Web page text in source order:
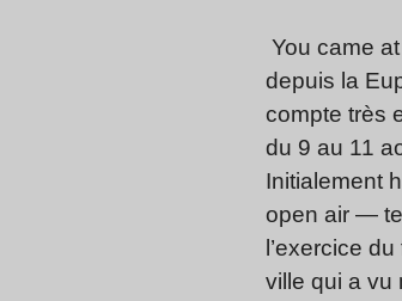
You came
depuis la
compte très
du 9 au 11
Initialement
open air —
l’exercice
ville qui a vu